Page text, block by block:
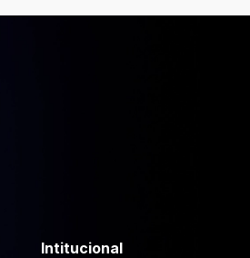
Intitucional